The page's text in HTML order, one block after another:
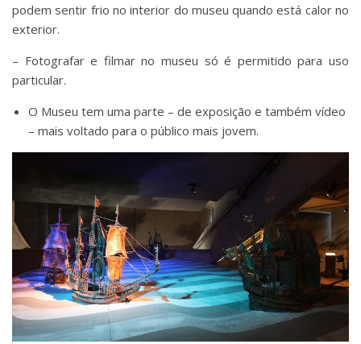
podem sentir frio no interior do museu quando está calor no
exterior.
– Fotografar e filmar no museu só é permitido para uso
particular.
O Museu tem uma parte – de exposição e também vídeo
– mais voltado para o público mais jovem.